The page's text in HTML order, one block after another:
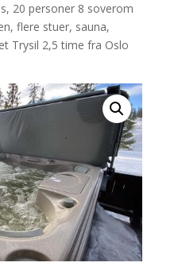
20 personer 8 soverom
flere stuer, sauna,
Trysil 2,5 time fra Oslo